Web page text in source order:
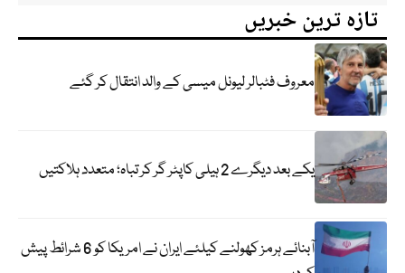
تازہ ترین خبریں
معروف فٹبالر لیونل میسی کے والد انتقال کر گئے
یکے بعد دیگرے 2 ہیلی کاپٹر گر کر تباہ؛ متعدد ہلاکتیں
آبنائے ہرمز کھولنے کیلئے ایران نے امریکا کو 6 شرائط پیش